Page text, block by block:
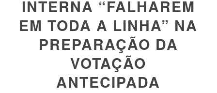
INTERNA “FALHAREM
EM TODA A LINHA” NA
PREPARAÇÃO DA
VOTAÇÃO
ANTECIPADA